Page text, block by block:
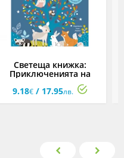
Светеща книжка:
Приключенията на
9.18€/ 17.95лв.